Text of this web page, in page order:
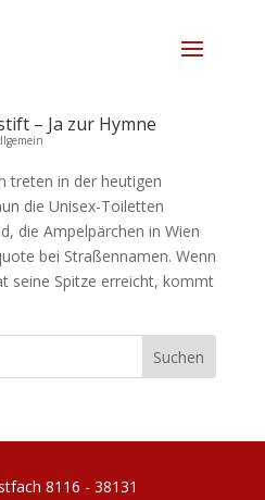
– Ja zur Hymne
treten in der heutigen
die Unisex-Toiletten
die Ampelpärchen in Wien
bei Straßennamen. Wenn
seine Spitze erreicht, kommt
8116 - 38131